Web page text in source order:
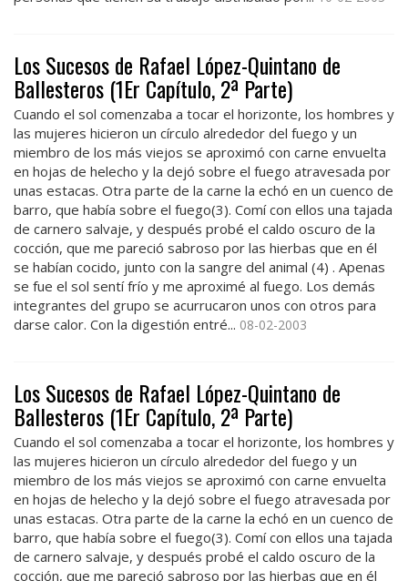
Los Sucesos de Rafael López-Quintano de
Ballesteros (1Er Capítulo, 2ª Parte)
Cuando el sol comenzaba a tocar el horizonte, los hombres y
las mujeres hicieron un círculo alrededor del fuego y un
miembro de los más viejos se aproximó con carne envuelta
en hojas de helecho y la dejó sobre el fuego atravesada por
unas estacas. Otra parte de la carne la echó en un cuenco de
barro, que había sobre el fuego(3). Comí con ellos una tajada
de carnero salvaje, y después probé el caldo oscuro de la
cocción, que me pareció sabroso por las hierbas que en él
se habían cocido, junto con la sangre del animal (4) . Apenas
se fue el sol sentí frío y me aproximé al fuego. Los demás
integrantes del grupo se acurrucaron unos con otros para
darse calor. Con la digestión entré... 08-02-2003
Los Sucesos de Rafael López-Quintano de
Ballesteros (1Er Capítulo, 2ª Parte)
Cuando el sol comenzaba a tocar el horizonte, los hombres y
las mujeres hicieron un círculo alrededor del fuego y un
miembro de los más viejos se aproximó con carne envuelta
en hojas de helecho y la dejó sobre el fuego atravesada por
unas estacas. Otra parte de la carne la echó en un cuenco de
barro, que había sobre el fuego(3). Comí con ellos una tajada
de carnero salvaje, y después probé el caldo oscuro de la
cocción, que me pareció sabroso por las hierbas que en él